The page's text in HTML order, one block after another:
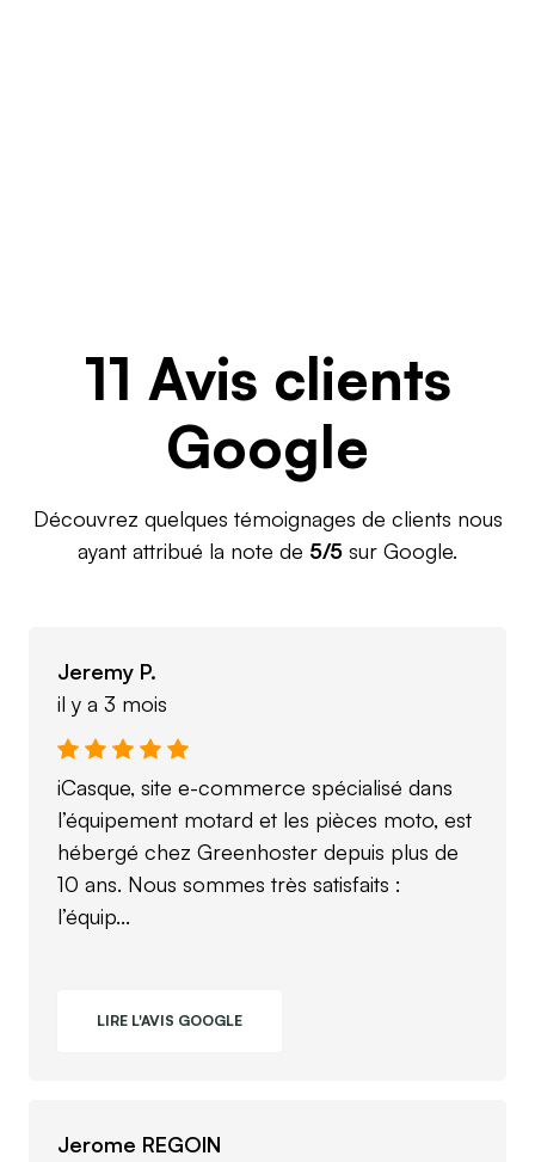
11 Avis clients
Google
Découvrez quelques témoignages de clients nous
ayant attribué la note de 5/5 sur Google.
Jeremy P.
il y a 3 mois
iCasque, site e-commerce spécialisé dans
l’équipement motard et les pièces moto, est
hébergé chez Greenhoster depuis plus de
10 ans. Nous sommes très satisfaits :
l’équip...
LIRE L'AVIS GOOGLE
Jerome REGOIN